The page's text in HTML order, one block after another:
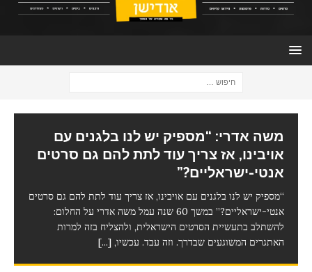
משה אדרי: “מספיק יש לנו בלגנים עם
אויבינו, אז צריך עוד לתת להם גם סרטים
אנטי-ישראליים?”
“מספיק יש לנו בלגנים עם אויבינו, אז צריך עוד לתת להם גם סרטים
אנטי-ישראליים?” במשך 60 שנה עמל משה אדרי על החלום:
להשתלב בתעשיית הסרטים הישראלית, ולהצליח בזה למרות
האתגרים המשוגעים שבדרך. וזה עבד. עכשיו, [...]